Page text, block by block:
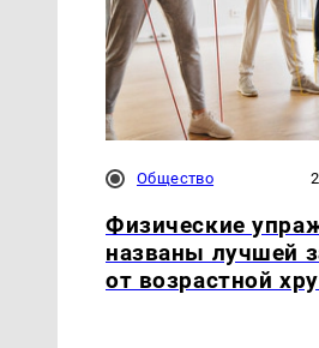
Общество
Физические
названы лучшей
от возрастной